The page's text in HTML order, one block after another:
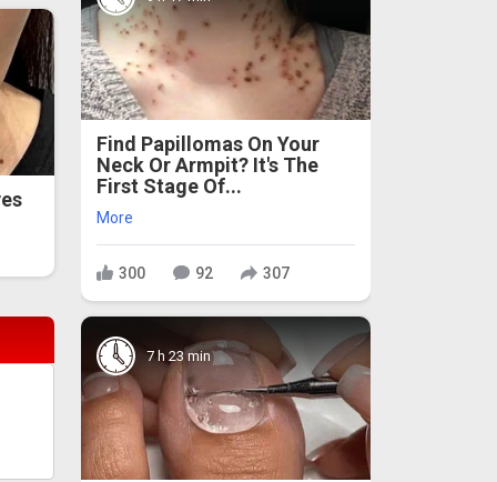
Find Papillomas On Your
Neck Or Armpit? It's The
First Stage Of...
More
300 92 307
7 h 23 min